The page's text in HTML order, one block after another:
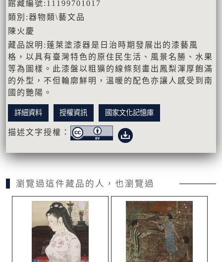
館藏編號:11199701017
類別:器物類\藝文品
陳火慶
藏品說明:蓬萊塗漆器是日治時期發展出的漆藝風
格，以具有臺灣特色的原住民生活、風景名勝、水果
等為圖樣。此漆盤以粗獷的線條刻畫出鳳梨渾厚飽滿
的外型，不但輪廓鮮明，溫暖的配色亦讓人感受到南
國的艷陽。
詳細資料 授權資訊 國家文化記憶庫
描述文字授權：
瀏覽過這件藏品的人，也瀏覽過